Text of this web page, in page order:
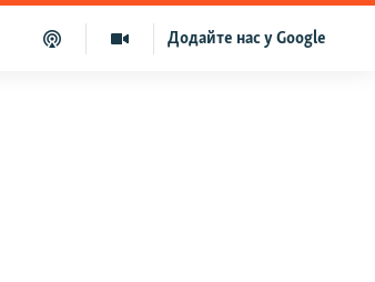
Додайте нас у Google